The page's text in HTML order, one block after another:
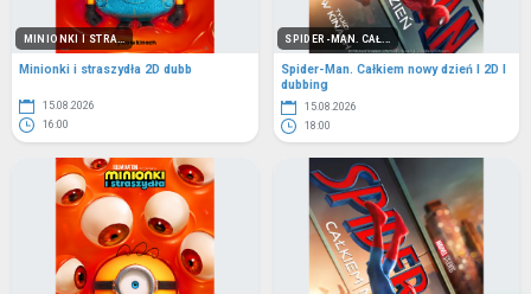
MINIONKI I STRA...
Minionki i straszydła 2D dubb
15.08.2026
16:00
SPIDER-MAN. CAŁ...
Spider-Man. Całkiem nowy dzień I 2D I
dubbing
15.08.2026
18:00